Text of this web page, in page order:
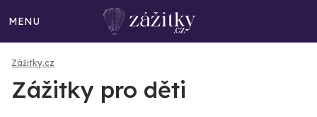
MENU
Zážitky.cz
Zážitky pro děti